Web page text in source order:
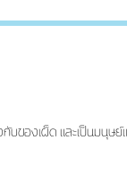
ของเผ็ด และเป็นมนุษย์